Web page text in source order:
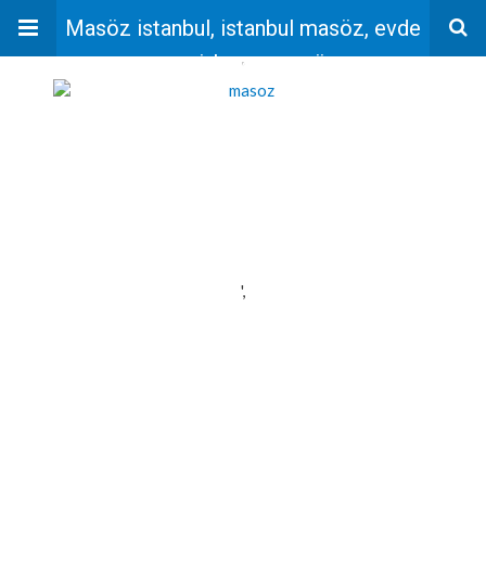
Masöz istanbul, istanbul masöz, evde
masaj, bayan masöz
'
',